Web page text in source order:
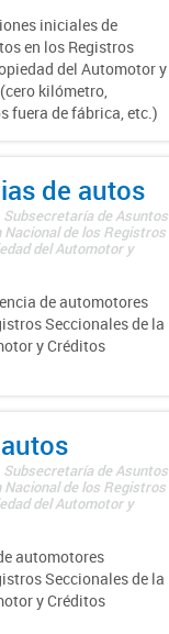
iniciales de
en los Registros
del Automotor y
kilómetro,
fuera de fábrica, etc.)
de autos
de Asuntos
de los Registros
del Automotor y
de automotores
Seccionales de la
y Créditos
de Asuntos
de los Registros
del Automotor y
automotores
Seccionales de la
y Créditos